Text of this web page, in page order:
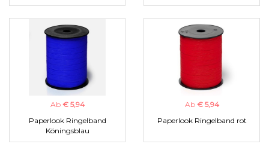
Ab € 5,94
Paperlook Ringelband
Köningsblau
Ab € 5,94
Paperlook Ringelband rot